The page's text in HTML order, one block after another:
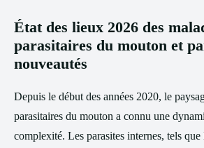
État des lieux 2026 des
parasitaires du mouton et
nouveautés
Depuis le début des années 2020, le
parasitaires du mouton a connu une
complexité. Les parasites internes, tels que